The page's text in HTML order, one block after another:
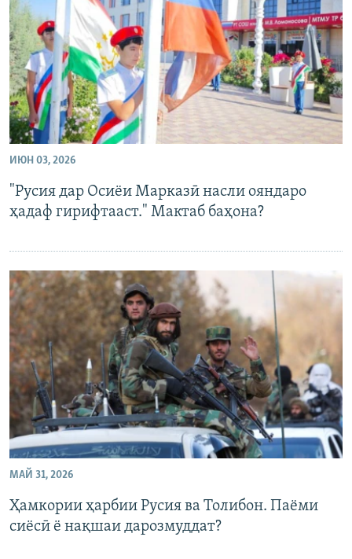
ГУЗОРИШҲОИ РАДИОӢ
Русский
ПАЙГИРӢ КУНЕД
ИЮН 03, 2026
"Русия дар Осиёи Марказӣ насли ояндаро
ҳадаф гирифтааст." Мактаб баҳона?
МАЙ 31, 2026
Ҳамкории ҳарбии Русия ва Толибон. Паёми
сиёсӣ ё нақшаи дарозмуддат?